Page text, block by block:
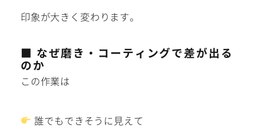
印象が大きく変わります。
■ なぜ磨き・コーティングで差が出る
のか
この作業は
誰でもできそうに見えて